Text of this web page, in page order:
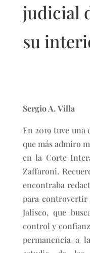
judicial
su
Sergio A. Villa
En 2019 tuve una
que más admiro
en la Corte
Zaffaroni.
encontraba
para controvertir
Jalisco, que
control y
permanencia a